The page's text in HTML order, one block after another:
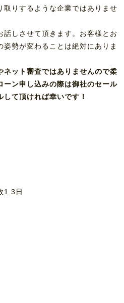
取りするような企業ではありませ
しさせて頂きます。お客様とお
勢が変わることは絶対にありま
ネット審査ではありませんので柔
ーン申し込みの際は御社のセール
て頂ければ幸いです！
1.3日